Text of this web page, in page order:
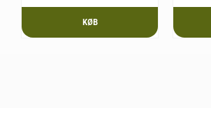
KØB